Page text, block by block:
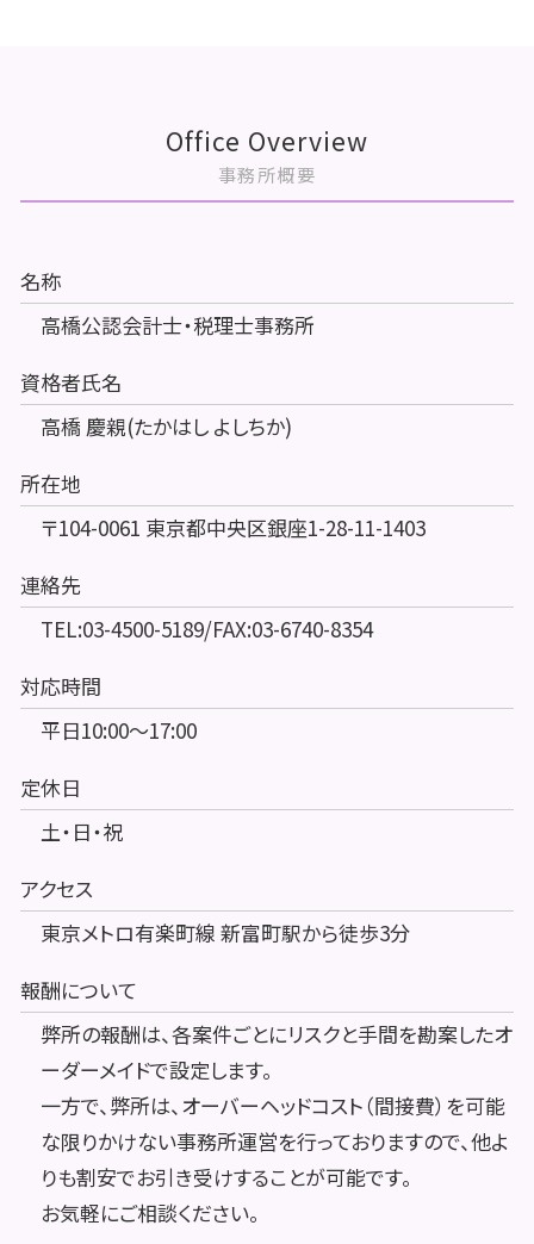
Office Overview
事務所概要
名称
高橋公認会計士・税理士事務所
資格者氏名
高橋 慶親(たかはし よしちか)
所在地
〒104-0061 東京都中央区銀座1-28-11-1403
連絡先
TEL:03-4500-5189/FAX:03-6740-8354
対応時間
平日10:00～17:00
定休日
土・日・祝
アクセス
東京メトロ有楽町線 新富町駅から徒歩3分
報酬について
弊所の報酬は、各案件ごとにリスクと手間を勘案したオ
ーダーメイドで設定します。
一方で、弊所は、オーバーヘッドコスト（間接費）を可能
な限りかけない事務所運営を行っておりますので、他よ
りも割安でお引き受けすることが可能です。
お気軽にご相談ください。